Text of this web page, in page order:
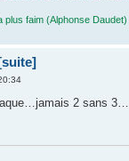
plus faim (Alphonse Daudet)
2 sans 3…